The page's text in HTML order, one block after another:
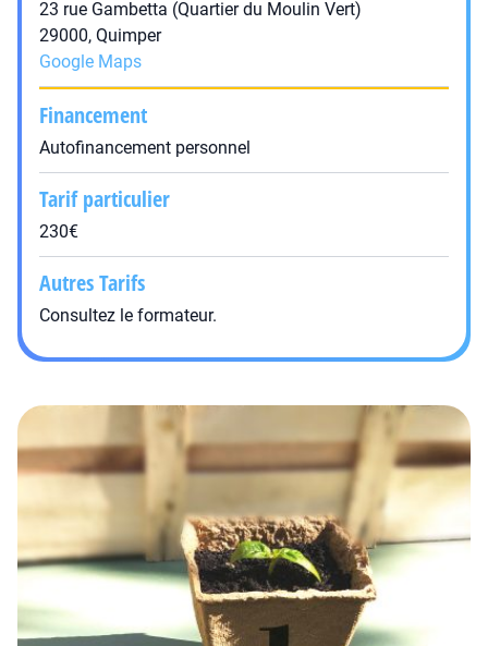
23 rue Gambetta (Quartier du Moulin Vert)
29000, Quimper
Google Maps
Financement
Autofinancement personnel
Tarif particulier
230€
Autres Tarifs
Consultez le formateur.